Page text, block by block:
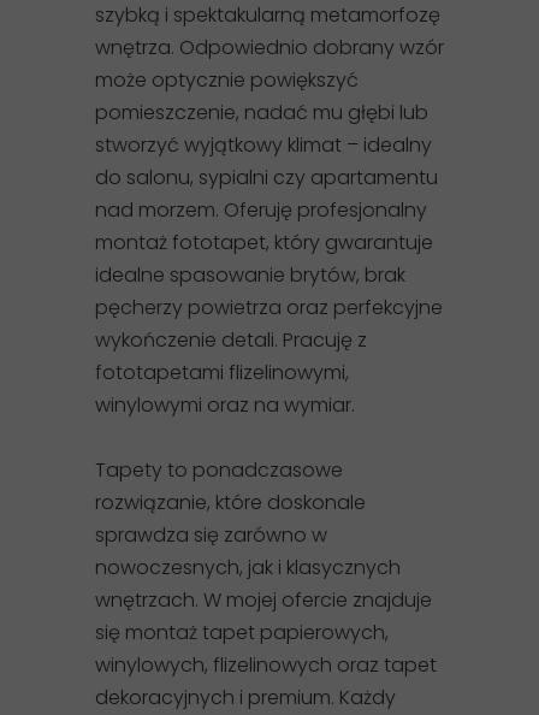
szybką i spektakularną metamorfozę
wnętrza. Odpowiednio dobrany wzór
może optycznie powiększyć
pomieszczenie, nadać mu głębi lub
stworzyć wyjątkowy klimat – idealny
do salonu, sypialni czy apartamentu
nad morzem. Oferuję profesjonalny
montaż fototapet, który gwarantuje
idealne spasowanie brytów, brak
pęcherzy powietrza oraz perfekcyjne
wykończenie detali. Pracuję z
fototapetami flizelinowymi,
winylowymi oraz na wymiar.
Tapety to ponadczasowe
rozwiązanie, które doskonale
sprawdza się zarówno w
nowoczesnych, jak i klasycznych
wnętrzach. W mojej ofercie znajduje
się montaż tapet papierowych,
winylowych, flizelinowych oraz tapet
dekoracyjnych i premium. Każdy